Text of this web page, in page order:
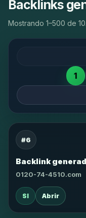
Backlinks
Mostrando 1–500 de
1
#6
Backlink
0120-74-4510.com
SI Abrir